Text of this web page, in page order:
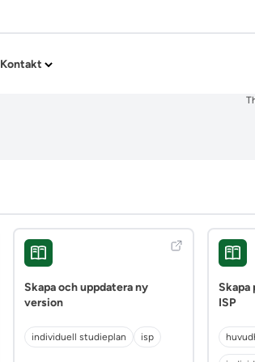
Kontakt
Skapa och uppdatera ny
version
individuell studieplan isp
Skapa
ISP